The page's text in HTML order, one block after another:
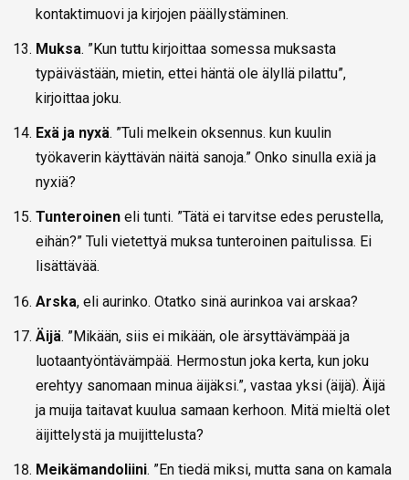
kontaktimuovi ja kirjojen päällystäminen.
Muksa. ”Kun tuttu kirjoittaa somessa muksasta
typäivästään, mietin, ettei häntä ole älyllä pilattu”,
kirjoittaa joku.
Exä ja nyxä. ”Tuli melkein oksennus. kun kuulin
työkaverin käyttävän näitä sanoja.” Onko sinulla exiä ja
nyxiä?
Tunteroinen eli tunti. ”Tätä ei tarvitse edes perustella,
eihän?” Tuli vietettyä muksa tunteroinen paitulissa. Ei
lisättävää.
Arska, eli aurinko. Otatko sinä aurinkoa vai arskaa?
Äijä. ”Mikään, siis ei mikään, ole ärsyttävämpää ja
luotaantyöntävämpää. Hermostun joka kerta, kun joku
erehtyy sanomaan minua äijäksi.”, vastaa yksi (äijä). Äijä
ja muija taitavat kuulua samaan kerhoon. Mitä mieltä olet
äijittelystä ja muijittelusta?
Meikämandoliini. ”En tiedä miksi, mutta sana on kamala